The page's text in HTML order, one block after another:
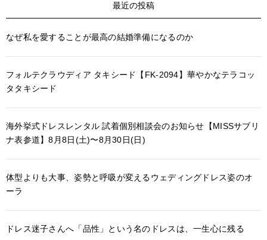
最近の投稿
なぜ私を愛することが最高の結婚準備になるのか
フォルテクラウディア タキシード【FK-2094】華やかなテラコッ
タタキシード
海外挙式ドレスレンタル 試着個別相談会のお知らせ【MISSサブリ
ナ表参道】8月8日(土)〜8月30日(日)
体型よりも大事、姿勢と呼吸が変えるウェディングドレス姿のオ
ーラ
ドレス迷子さんへ「品性」という名のドレスは、一生心に残る